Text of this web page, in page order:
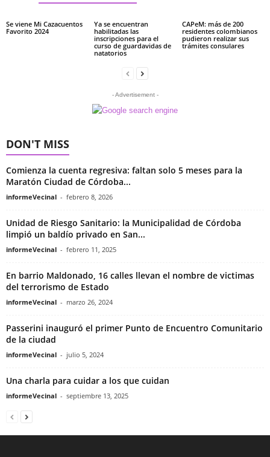
Se viene Mi Cazacuentos
Favorito 2024
Ya se encuentran
habilitadas las
inscripciones para el
curso de guardavidas de
natatorios
CAPeM: más de 200
residentes colombianos
pudieron realizar sus
trámites consulares
- Advertisement -
DON'T MISS
Comienza la cuenta regresiva: faltan solo 5 meses para la
Maratón Ciudad de Córdoba...
informeVecinal - febrero 8, 2026
Unidad de Riesgo Sanitario: la Municipalidad de Córdoba
limpió un baldío privado en San...
informeVecinal - febrero 11, 2025
En barrio Maldonado, 16 calles llevan el nombre de victimas
del terrorismo de Estado
informeVecinal - marzo 26, 2024
Passerini inauguró el primer Punto de Encuentro Comunitario
de la ciudad
informeVecinal - julio 5, 2024
Una charla para cuidar a los que cuidan
informeVecinal - septiembre 13, 2025